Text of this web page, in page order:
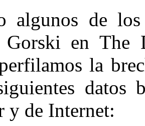
algunos de
Gorski en
la
datos
y de Internet: